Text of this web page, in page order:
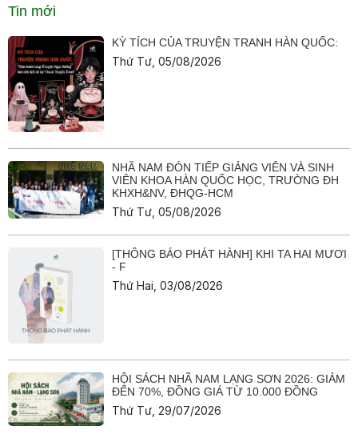
Tin mới
KỲ TÍCH CỦA TRUYỆN TRANH HÀN QUỐC:
Thứ Tư, 05/08/2026
NHÃ NAM ĐÓN TIẾP GIẢNG VIÊN VÀ SINH
VIÊN KHOA HÀN QUỐC HỌC, TRƯỜNG ĐH
KHXH&NV, ĐHQG-HCM
Thứ Tư, 05/08/2026
[THÔNG BÁO PHÁT HÀNH] KHI TA HAI MƯƠI
- F
Thứ Hai, 03/08/2026
HỘI SÁCH NHÃ NAM LẠNG SƠN 2026: GIẢM
ĐẾN 70%, ĐỒNG GIÁ TỪ 10.000 ĐỒNG
Thứ Tư, 29/07/2026